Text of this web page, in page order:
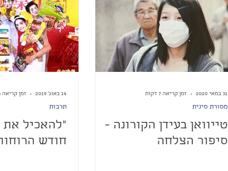
31 במאי 2020 זמן קריאה 7 דקות
מסורת סינית
טייוואן בעידן הקורונה -
סיפור הצלחה
14 באוג׳ 2019 זמן קריאה 3 דקות
תרבות
״להאכיל את
חודש